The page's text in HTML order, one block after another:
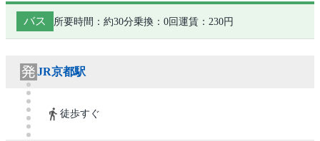
バス 所要時間：約30分乗換：0回 運賃：230円
JR京都駅
徒歩すぐ